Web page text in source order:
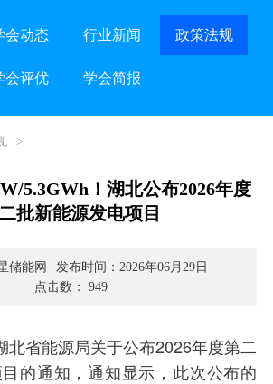
会动态 行业新闻 政策法规
会评优 学会简报
>
5.3GWh！湖北公布2026年度
批新能源发电项目
储能网
发布时间：2026年06月29日
点击数： 949
北省能源局关于公布2026年度第二
的通知，通知显示，此次公布的